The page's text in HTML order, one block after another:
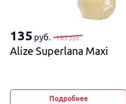
135 руб. 183руб.
Alize Superlana Maxi
Подробнее